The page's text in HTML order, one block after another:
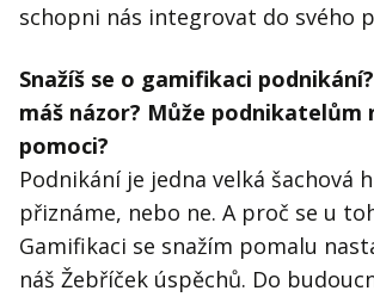
schopni nás integrovat do svého
Snažíš se o gamifikaci
máš názor? Může podnikatelům
pomoci?
Podnikání je jedna velká šachová
přiznáme, nebo ne. A proč se u
Gamifikaci se snažím pomalu
náš Žebříček úspěchů. Do